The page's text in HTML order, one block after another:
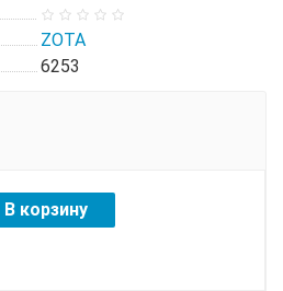
ZOTA
6253
В корзину